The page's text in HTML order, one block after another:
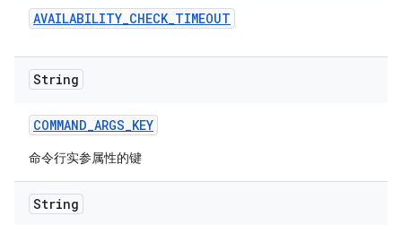
AVAILABILITY_CHECK_TIMEOUT
String
COMMAND_ARGS_KEY
命令行实参属性的键
String